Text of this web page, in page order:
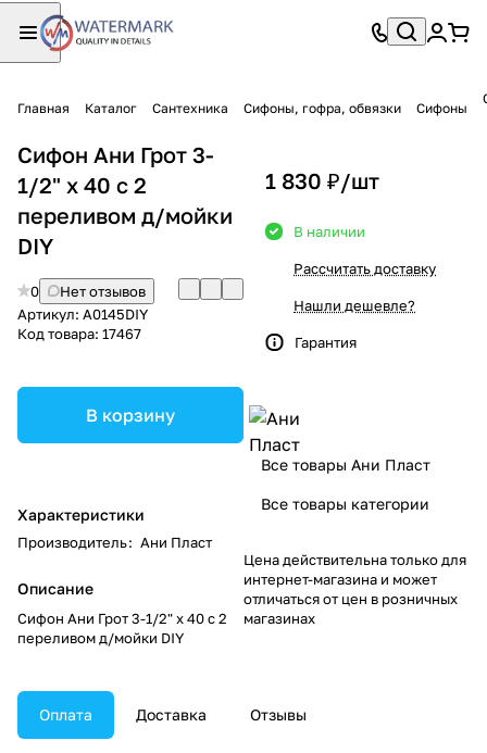
Главная Каталог Сантехника Сифоны, гофра, обвязки Сифоны
Сифон Ани Грот 3-
1/2" х 40 с 2
переливом д/мойки
DIY
0
Нет отзывов
Артикул: A0145DIY
Код товара: 17467
В корзину
Характеристики
Производитель: Ани Пласт
Описание
Сифон Ани Грот 3-1/2" х 40 с 2
переливом д/мойки DIY
1 830 ₽/шт
В наличии
Рассчитать доставку
Нашли дешевле?
Гарантия
Все товары Ани Пласт
Все товары категории
Цена действительна только для
интернет-магазина и может
отличаться от цен в розничных
магазинах
Оплата Доставка Отзывы